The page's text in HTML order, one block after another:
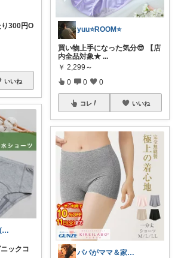
300円O
いいね
花🌼ありがとう(*･ω･)*_ _)ﾍ
ックコ
yuu⭐️ROOM⭐️
買い物上手になった気分😎 【店
内全品対象★ ...
￥ 2,299～
0 0 0
コレ いいね
パパがママ＆家族の笑顔の為に選ぶ品😆